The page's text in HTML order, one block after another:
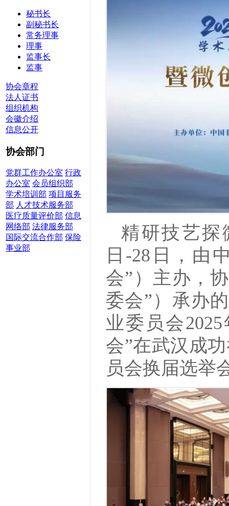
秘书长
副秘书长
常务理事
理事
监事长
监事
协会章程
法人证书
组织机构
会徽介绍
信息公开
协会部门
党群工作办公室 行政
办公室 会员组织部
学术培训部 项目服务
部 人才技术服务部
医疗质量评价部 信息
网络部 法律服务部
国际交流合作部 保险
事业部
精研技艺探
日-28日，由
会”）主办，
委会”）承办
业委员会
会”在武汉成
员会换届选举